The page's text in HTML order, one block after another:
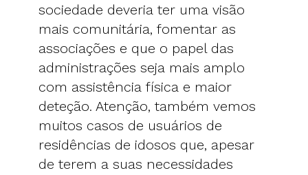
sociedade deveria ter uma visão
mais comunitária, fomentar as
associações e que o papel das
administrações seja mais amplo
com assistência física e maior
deteção. Atenção, também vemos
muitos casos de usuários de
residências de idosos que, apesar
de terem a suas necessidades